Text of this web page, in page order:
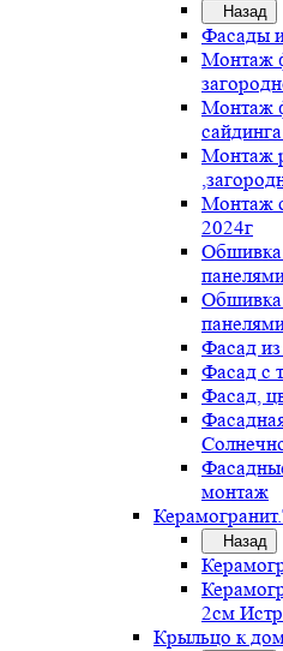
Назад
Фасады
Монтаж
Монтаж
Монтаж
Монтаж
2024г
Обшивка
Фасад
Фасад с
Фасад,
монтаж
Назад
2см
Крыльцо к